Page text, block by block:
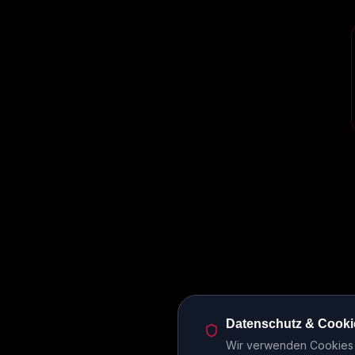
Datenschutz &
Wir verwenden